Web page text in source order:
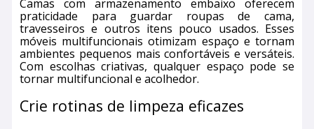
Camas com armazenamento embaixo oferecem
praticidade para guardar roupas de cama,
travesseiros e outros itens pouco usados. Esses
móveis multifuncionais otimizam espaço e tornam
ambientes pequenos mais confortáveis e versáteis.
Com escolhas criativas, qualquer espaço pode se
tornar multifuncional e acolhedor.
Crie rotinas de limpeza eficazes